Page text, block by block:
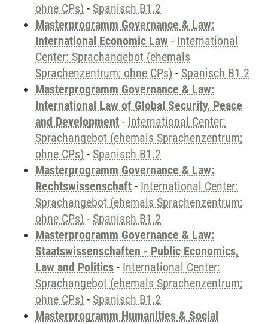
ohne CPs) - Spanisch B1.2
Masterprogramm Governance & Law:
International Economic Law - International
Center: Sprachangebot (ehemals
Sprachenzentrum; ohne CPs) - Spanisch B1.2
Masterprogramm Governance & Law:
International Law of Global Security, Peace
and Development - International Center:
Sprachangebot (ehemals Sprachenzentrum;
ohne CPs) - Spanisch B1.2
Masterprogramm Governance & Law:
Rechtswissenschaft - International Center:
Sprachangebot (ehemals Sprachenzentrum;
ohne CPs) - Spanisch B1.2
Masterprogramm Governance & Law:
Staatswissenschaften - Public Economics,
Law and Politics - International Center:
Sprachangebot (ehemals Sprachenzentrum;
ohne CPs) - Spanisch B1.2
Masterprogramm Humanities & Social